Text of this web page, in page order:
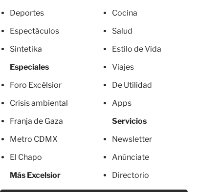
Deportes
Espectáculos
Sintetika
Especiales
Foro Excélsior
Crisis ambiental
Franja de Gaza
Metro CDMX
El Chapo
Más Excelsior
Cocina
Salud
Estilo de Vida
Viajes
De Utilidad
Apps
Servicios
Newsletter
Anúnciate
Directorio